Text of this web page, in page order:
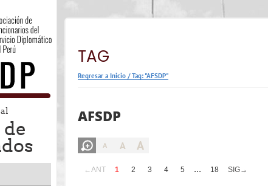
TAG
Regresar a Inicio /Tag: "AFSDP"
AFSDP
A A A
←ANT 1 2 3 4 5 ... 18 SIG→